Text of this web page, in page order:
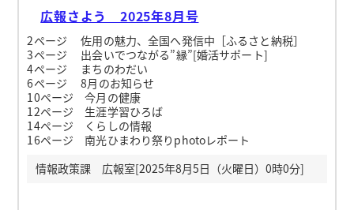
広報さよう 2025年8月号
2ページ 佐用の魅力、全国へ発信中［ふるさと納税］
3ページ 出会いでつながる”縁”[婚活サポート]
4ページ まちのわだい
6ページ 8月のお知らせ
10ページ 今月の健康
12ページ 生涯学習ひろば
14ページ くらしの情報
16ページ 南光ひまわり祭りphotoレポート
情報政策課 広報室[2025年8月5日（火曜日）0時0分]